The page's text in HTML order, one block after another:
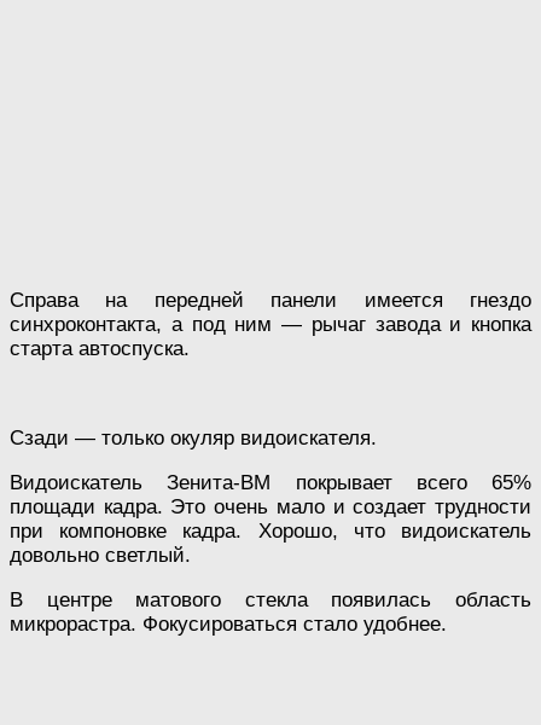
Справа на передней панели имеется гнездо
синхроконтакта, а под ним — рычаг завода и кнопка
старта автоспуска.
Сзади — только окуляр видоискателя.
Видоискатель Зенита-ВМ покрывает всего 65%
площади кадра. Это очень мало и создает трудности
при компоновке кадра. Хорошо, что видоискатель
довольно светлый.
В центре матового стекла появилась область
микрорастра. Фокусироваться стало удобнее.